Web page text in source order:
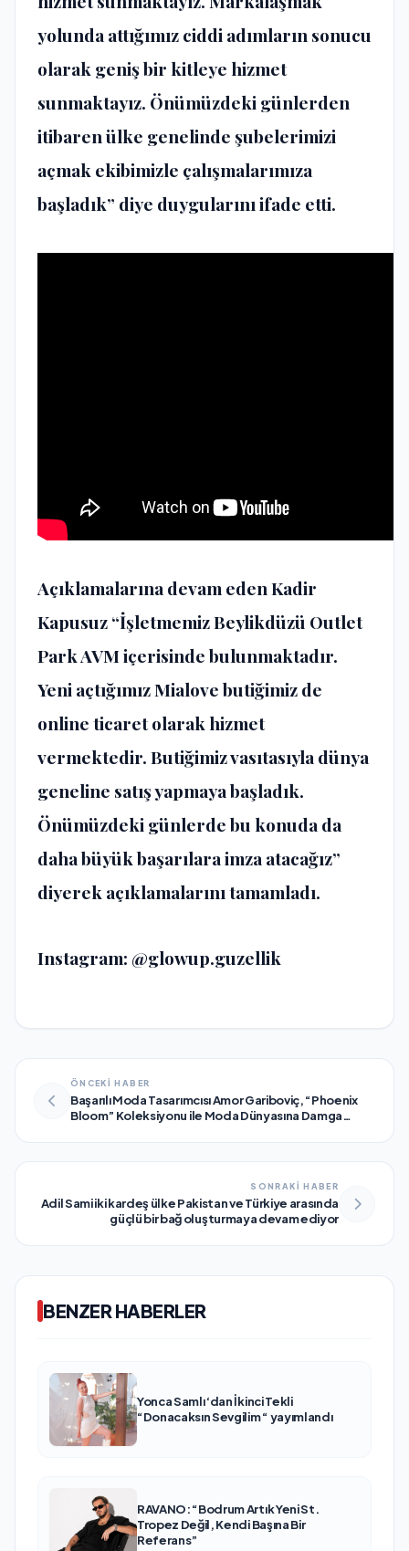
yolunda attığımız ciddi adımların sonucu
olarak geniş bir kitleye hizmet
sunmaktayız. Önümüzdeki günlerden
itibaren ülke genelinde şubelerimizi
açmak ekibimizle çalışmalarımıza
başladık” diye duygularını ifade etti.
Açıklamalarına devam eden Kadir
Kapusuz “İşletmemiz Beylikdüzü Outlet
Park AVM içerisinde bulunmaktadır.
Yeni açtığımız Mialove butiğimiz de
online ticaret olarak hizmet
vermektedir. Butiğimiz vasıtasıyla dünya
geneline satış yapmaya başladık.
Önümüzdeki günlerde bu konuda da
daha büyük başarılara imza atacağız”
diyerek açıklamalarını tamamladı.
Instagram: @glowup.guzellik
ÖNCEKİ HABER
Başarılı Moda Tasarımcısı Amor Gariboviç, “Phoenix
Bloom” Koleksiyonu ile Moda Dünyasına Damga
SONRAKİ HABER
Adil Sami iki kardeş ülke Pakistan ve Türkiye arasında
güçlü bir bağ oluşturmaya devam ediyor
BENZER HABERLER
Yonca Samlı ‘dan İkinci Tekli
“Donacaksın Sevgilim “ yayımlandı
RAVANO: “Bodrum Artık Yeni St.
Tropez Değil, Kendi Başına Bir
Referans”